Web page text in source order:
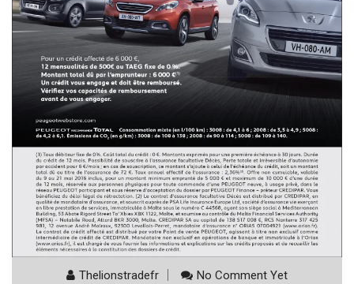
Thelionstradefr No Comment Yet